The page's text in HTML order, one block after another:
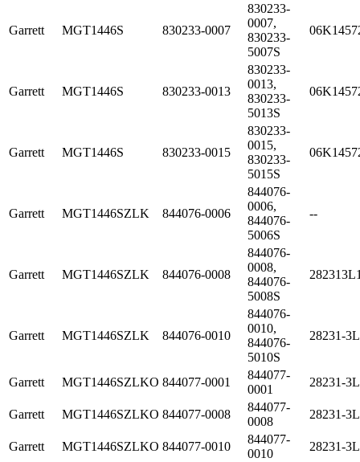
Garrett MGT1446S 830233-0007
830233-
0007,
830233-
5007S
Garrett MGT1446S 830233-0013
830233-
0013,
830233-
5013S
Garrett MGT1446S 830233-0015
830233-
0015,
830233-
5015S
Garrett MGT1446SZLK 844076-0006
844076-
0006,
844076-
5006S
--
Garrett MGT1446SZLK 844076-0008
844076-
0008,
844076-
5008S
Garrett MGT1446SZLK 844076-0010
844076-
0010,
844076-
5010S
28231-
Garrett MGT1446SZLKO 844077-0001
844077-
0001
28231-
Garrett MGT1446SZLKO 844077-0008
844077-
0008
28231-
Garrett MGT1446SZLKO 844077-0010
844077-
0010
28231-